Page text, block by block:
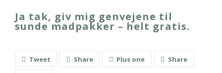
Ja tak, giv mig genvejene til
sunde madpakker – helt gratis.
Tweet Share Plus one Share